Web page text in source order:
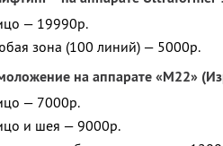
— 19990р.
зона (100 линий) — 5000р.
на аппарате «М22»
— 7000р.
и шея — 9000р.